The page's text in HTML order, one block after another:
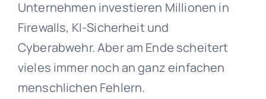
Unternehmen investieren Millionen in
Firewalls, KI-Sicherheit und
Cyberabwehr. Aber am Ende scheitert
vieles immer noch an ganz einfachen
menschlichen Fehlern.